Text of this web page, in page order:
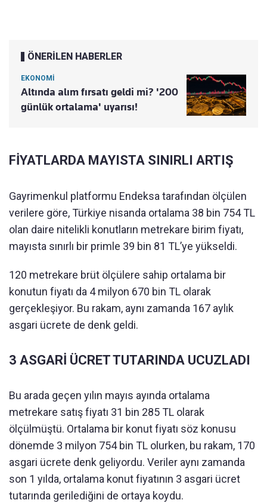
ÖNERİLEN HABERLER
EKONOMİ
Altında alım fırsatı geldi mi? '200
günlük ortalama' uyarısı!
FİYATLARDA MAYISTA SINIRLI ARTIŞ
Gayrimenkul platformu Endeksa tarafından ölçülen
verilere göre, Türkiye nisanda ortalama 38 bin 754 TL
olan daire nitelikli konutların metrekare birim fiyatı,
mayısta sınırlı bir primle 39 bin 81 TL’ye yükseldi.
120 metrekare brüt ölçülere sahip ortalama bir
konutun fiyatı da 4 milyon 670 bin TL olarak
gerçekleşiyor. Bu rakam, aynı zamanda 167 aylık
asgari ücrete de denk geldi.
3 ASGARİ ÜCRET TUTARINDA UCUZLADI
Bu arada geçen yılın mayıs ayında ortalama
metrekare satış fiyatı 31 bin 285 TL olarak
ölçülmüştü. Ortalama bir konut fiyatı söz konusu
dönemde 3 milyon 754 bin TL olurken, bu rakam, 170
asgari ücrete denk geliyordu. Veriler aynı zamanda
son 1 yılda, ortalama konut fiyatının 3 asgari ücret
tutarında gerilediğini de ortaya koydu.